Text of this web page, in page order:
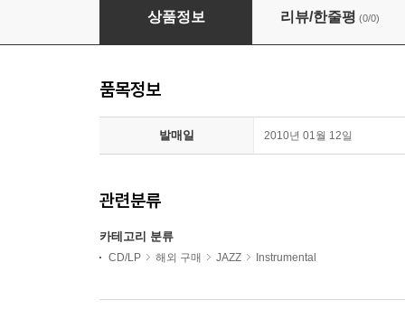
Bye-Ya & Brian Lynch - Further Arrivals (CD)
상품정보 리뷰/한줄평 (0/0)
품목정보
발매일 2010년 01월 12일
관련분류
카테고리 분류
CD/LP 해외 구매 JAZZ Instrumental